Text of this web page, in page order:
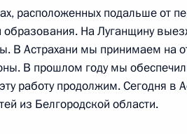
Марии Львовой-Беловой в ДНР,
расположенных подальше от
образования. На Луганщину
В Астрахани мы принимаем на
В прошлом году мы
работу продолжим. Сегодня в
из Белгородской области.